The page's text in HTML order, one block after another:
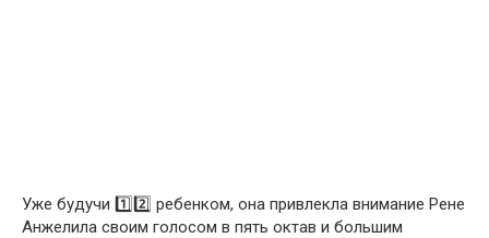
Уже будучи 1️⃣2️⃣ ребенком, она привлекла внимание Рене
Анжелила своим голосом в пять октав и большим